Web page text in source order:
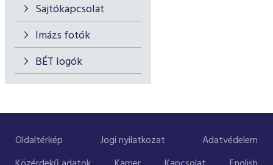
Sajtókapcsolat
Imázs fotók
BÉT logók
Oldaltérkép Jogi nyilatkozat
Adatvédelem